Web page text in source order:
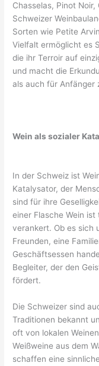
Chasselas, Pinot
Schweizer
Sorten wie Petite
Vielfalt ermöglicht es
die ihr Terroir auf
und macht die
als auch für Anfänger
Wein als sozialer
In der Schweiz ist
Katalysator, der
sind für ihre
einer Flasche Wein
verankert. Ob es sich
Freunden, eine
Geschäftsessen
Begleiter, der den
fördert.
Die Schweizer sind
Traditionen bekannt
oft von lokalen
Weißweine aus dem
schaffen eine